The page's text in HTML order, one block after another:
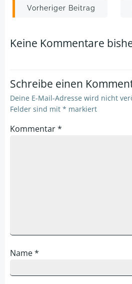
Post
navigation
Vorheriger Beitrag
Keine Kommentare
Schreibe einen
Deine E-Mail-Adresse wird nicht
Felder sind mit * markiert
Kommentar*
Name*